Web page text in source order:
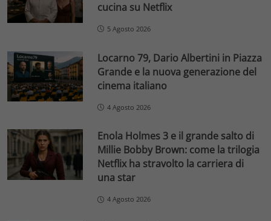
cucina su Netflix
5 Agosto 2026
Locarno 79, Dario Albertini in Piazza
Grande e la nuova generazione del
cinema italiano
4 Agosto 2026
Enola Holmes 3 e il grande salto di
Millie Bobby Brown: come la trilogia
Netflix ha stravolto la carriera di
una star
4 Agosto 2026